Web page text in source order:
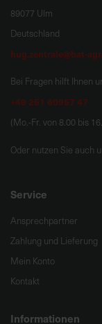
89077 Ulm
Deutschland
hug.zentrale@bat-
Bei Fragen hilft Ihnen
+49 251 60957 47
(Mo.-Fr. von 8.00 bis
Oder nutzen Sie auch
Service
Ansprechpartner
Zahlung und Lieferung
Mein Konto
Kontakt
Informationen